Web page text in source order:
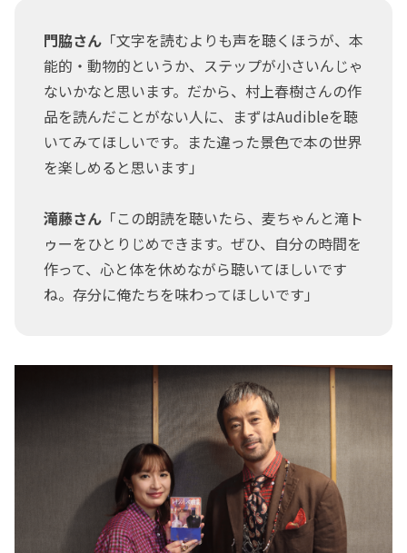
門脇さん 「文字を読むよりも声を聴くほうが、本
能的・動物的というか、ステップが小さいんじゃ
ないかなと思います。だから、村上春樹さんの作
品を読んだことがない人に、まずはAudibleを聴
いてみてほしいです。また違った景色で本の世界
を楽しめると思います」
滝藤さん 「この朗読を聴いたら、麦ちゃんと滝ト
ゥーをひとりじめできます。ぜひ、自分の時間を
作って、心と体を休めながら聴いてほしいです
ね。存分に俺たちを味わってほしいです」